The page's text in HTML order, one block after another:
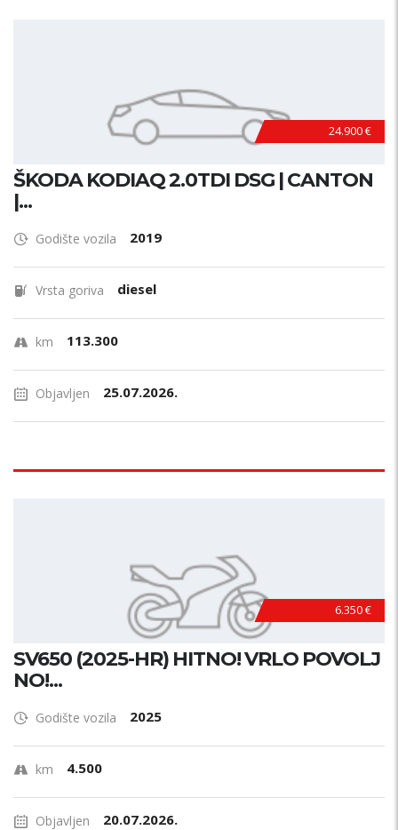
24.900 €
ŠKODA KODIAQ 2.0TDI DSG | CANTON
|...
Godište vozila 2019
Vrsta goriva diesel
km 113.300
Objavljen 25.07.2026.
6.350 €
SV650 (2025-HR) HITNO! VRLO POVOLJ
NO!...
Godište vozila 2025
km 4.500
Objavljen 20.07.2026.